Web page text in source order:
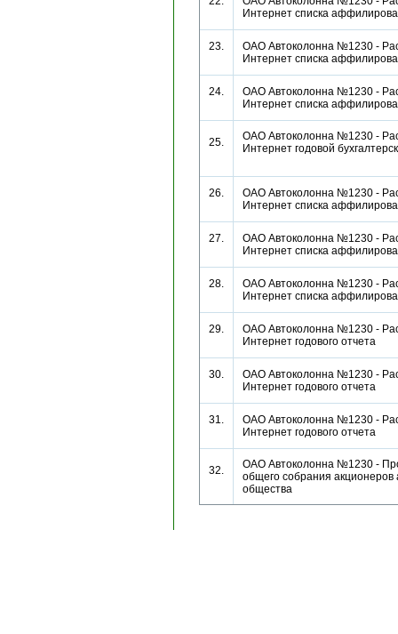
Интернет списка
23.
ОАО Автоколонна №1230 -
Интернет списка
24.
ОАО Автоколонна №1230 -
Интернет списка
25.
ОАО Автоколонна №1230 -
Интернет годовой
26.
ОАО Автоколонна №1230 -
Интернет списка
27.
ОАО Автоколонна №1230 -
Интернет списка
28.
ОАО Автоколонна №1230 -
Интернет списка
29.
ОАО Автоколонна №1230 -
Интернет годового отчета
30.
ОАО Автоколонна №1230 -
Интернет годового отчета
31.
ОАО Автоколонна №1230 -
Интернет годового отчета
32.
ОАО Автоколонна №1230 -
общего собрания акционеров
общества